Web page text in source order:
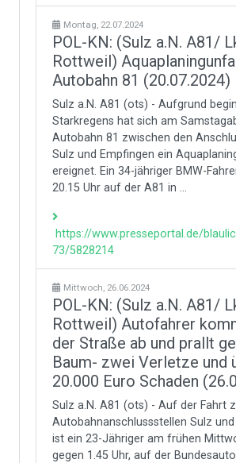
Montag, 22.07.2024
POL-KN: (Sulz a.N. A81/
Rottweil)
Autobahn 81 (20.07.2024)
Sulz a.N. A81 (ots) - Aufgrund
Starkregens hat sich am
Autobahn 81 zwischen den
Sulz und Empfingen ein
ereignet. Ein 34-jähriger BMW-
20.15 Uhr auf der A81 in ...
https://www.presseportal.de/
73/5828214
Mittwoch, 26.06.2024
POL-KN: (Sulz a.N. A81/
Rottweil) Autofahrer
der Straße ab und prallt
Baum- zwei Verletze und
20.000 Euro Schaden
Sulz a.N. A81 (ots) - Auf der Fahrt
Autobahnanschlussstellen Sulz
ist ein 23-Jähriger am frühen
gegen 1.45 Uhr, auf der